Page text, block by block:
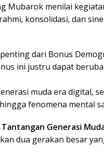
Mubarok menilai
konsolidasi, dan
dari Bonus
ini justru dapat
muda era digital,
fenomena mental
Generasi
dua gerakan besar